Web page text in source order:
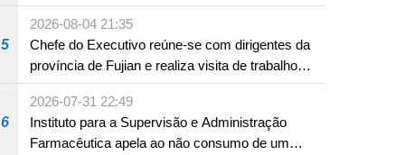
Aprofundada entre Guangdong e Macau em
Hengqin
5
2026-08-04 21:35
Chefe do Executivo reúne-se com dirigentes da
província de Fujian e realiza visita de trabalho
em Fuzhou
6
2026-07-31 22:49
Instituto para a Supervisão e Administração
Farmacêutica apela ao não consumo de um